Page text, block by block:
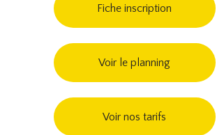
Fiche inscription
Voir le planning
Voir nos tarifs